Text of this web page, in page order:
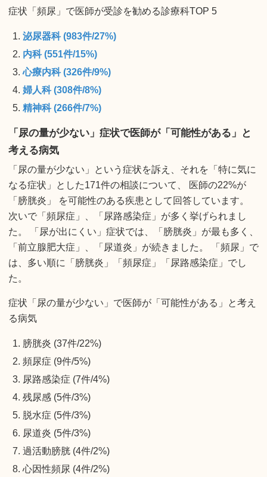
症状「頻尿」で医師が受診を勧める診療科TOP 5
泌尿器科 (983件/27%)
内科 (551件/15%)
心療内科 (326件/9%)
婦人科 (308件/8%)
精神科 (266件/7%)
「尿の量が少ない」症状で医師が「可能性がある」と
考える病気
「尿の量が少ない」という症状を訴え、それを「特に気に
なる症状」とした171件の相談について、 医師の22%が
「膀胱炎」 を可能性のある疾患として回答しています。
次いで「頻尿症」、「尿路感染症」が多く挙げられまし
た。 「尿が出にくい」症状では、「膀胱炎」が最も多く、
「前立腺肥大症」、「尿道炎」が続きました。 「頻尿」で
は、多い順に「膀胱炎」「頻尿症」「尿路感染症」でし
た。
症状「尿の量が少ない」で医師が「可能性がある」と考え
る病気
膀胱炎 (37件/22%)
頻尿症 (9件/5%)
尿路感染症 (7件/4%)
残尿感 (5件/3%)
脱水症 (5件/3%)
尿道炎 (5件/3%)
過活動膀胱 (4件/2%)
心因性頻尿 (4件/2%)